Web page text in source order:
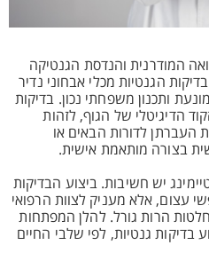
המודרנית והנדסת הגנטיקה
הגנטיות מכלי אבחוני נדיר
ותכנון משפחתי נכון. בדיקות
הדיגיטלי של הגוף, לזהות
העברתן לדורות הבאים או
בצורה מותאמת אישית.
יש חשיבות. ביצוע הבדיקות
עצום, אלא מעניק לצוות הרפואי
הרות גורל. להלן המפתחות
בדיקות גנטיות, לפי שלבי החיים